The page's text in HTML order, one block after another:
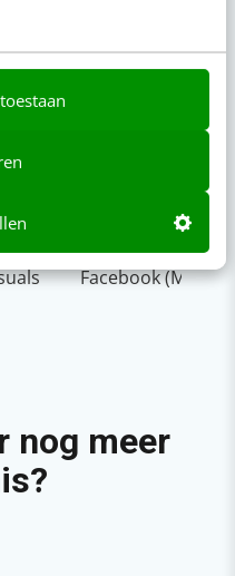
tekst
Adverteren op
Facebook (Meta)
nog meer